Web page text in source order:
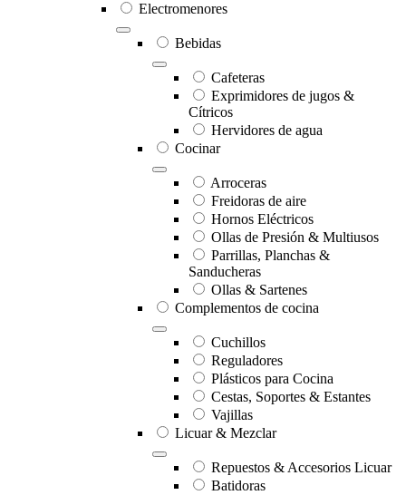
Electromenores
Bebidas
Cafeteras
Exprimidores de jugos &
Cítricos
Hervidores de agua
Cocinar
Arroceras
Freidoras de aire
Hornos Eléctricos
Ollas de Presión & Multiusos
Parrillas, Planchas &
Sanducheras
Ollas & Sartenes
Complementos de cocina
Cuchillos
Reguladores
Plásticos para Cocina
Cestas, Soportes & Estantes
Vajillas
Licuar & Mezclar
Repuestos & Accesorios Licuar
Batidoras